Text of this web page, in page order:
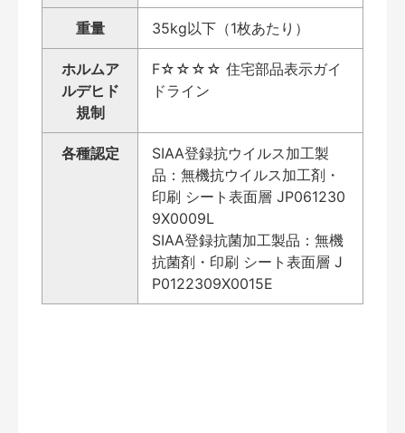
重量 35kg以下（1枚あたり）
ホルムア
ルデヒド
規制
F☆☆☆☆ 住宅部品表示ガイ
ドライン
各種認定
SIAA登録抗ウイルス加工製
品：無機抗ウイルス加工剤・
印刷 シート表面層 JP061230
9X0009L
SIAA登録抗菌加工製品：無機
抗菌剤・印刷 シート表面層 J
P0122309X0015E